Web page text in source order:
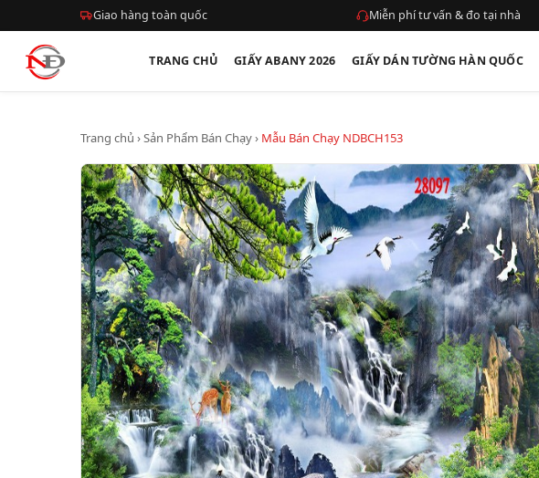
Giao hàng toàn quốc Miễn phí tư vấn & đo tại nhà
TRANG CHỦ GIẤY ABANY 2026 GIẤY DÁN TƯỜNG HÀN QUỐC
Trang chủ ›Sản Phẩm Bán Chạy› Mẫu Bán Chạy NDBCH153